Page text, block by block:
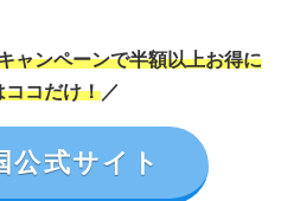
ャンペーンで半額以上お得に
ココだけ！ ／
公式サイト